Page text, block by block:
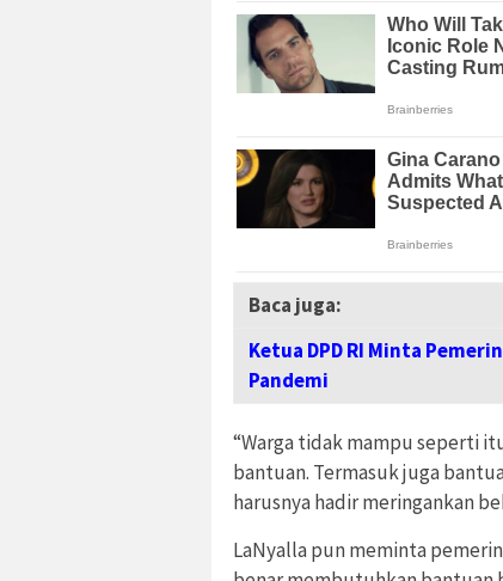
Baca juga:
Ketua DPD RI Minta
Pandemi
“Warga tidak mampu seperti
bantuan. Termasuk juga
harusnya hadir meringankan
LaNyalla pun meminta